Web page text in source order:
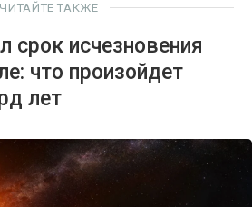
ЧИТАЙТЕ ТАКЖЕ
срок исчезновения
что произойдет
лет